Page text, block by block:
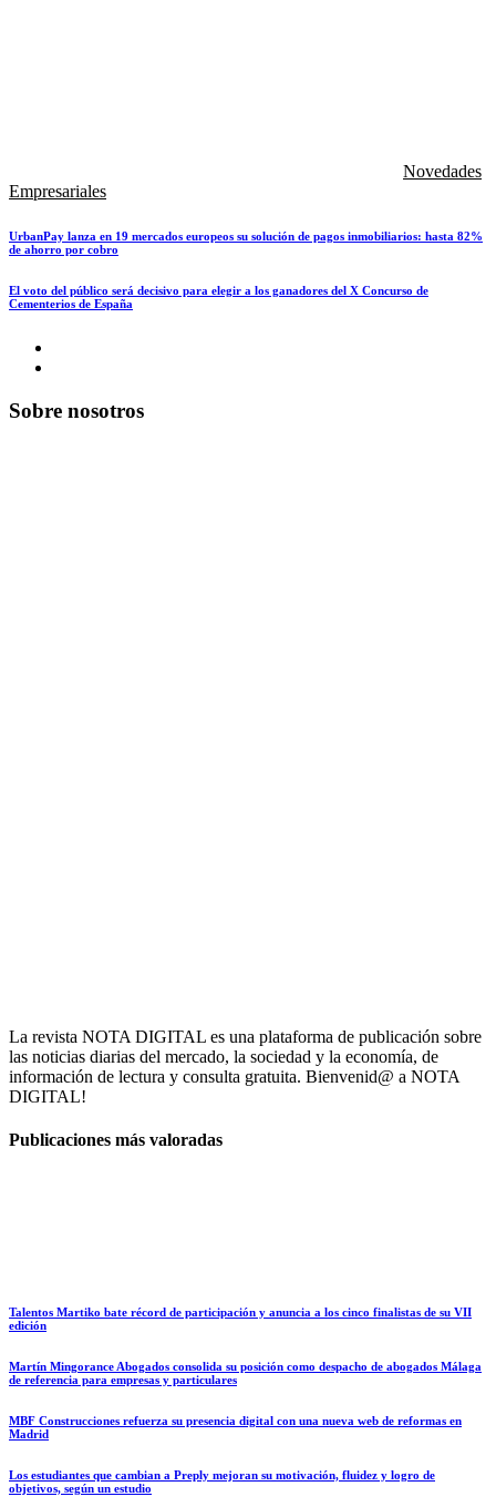
Novedades
Empresariales
UrbanPay lanza en 19 mercados europeos su solución de pagos inmobiliarios: hasta 82%
de ahorro por cobro
El voto del público será decisivo para elegir a los ganadores del X Concurso de
Cementerios de España
Sobre nosotros
La revista NOTA DIGITAL es una plataforma de publicación sobre
las noticias diarias del mercado, la sociedad y la economía, de
información de lectura y consulta gratuita. Bienvenid@ a NOTA
DIGITAL!
Publicaciones más valoradas
Talentos Martiko bate récord de participación y anuncia a los cinco finalistas de su VII
edición
Martín Mingorance Abogados consolida su posición como despacho de abogados Málaga
de referencia para empresas y particulares
MBF Construcciones refuerza su presencia digital con una nueva web de reformas en
Madrid
Los estudiantes que cambian a Preply mejoran su motivación, fluidez y logro de
objetivos, según un estudio